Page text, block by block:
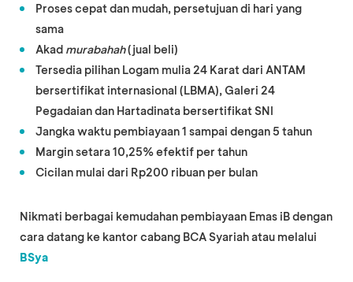
Proses cepat dan mudah, persetujuan di hari yang
sama
Akad murabahah(jual beli)
Tersedia pilihan Logam mulia 24 Karat dari ANTAM
bersertifikat internasional (LBMA), Galeri 24
Pegadaian dan Hartadinata bersertifikat SNI
Jangka waktu pembiayaan 1 sampai dengan 5 tahun
Margin setara 10,25% efektif per tahun
Cicilan mulai dari Rp200 ribuan per bulan
Nikmati berbagai kemudahan pembiayaan Emas iB dengan
cara datang ke kantor cabang BCA Syariah atau melalui
BSya